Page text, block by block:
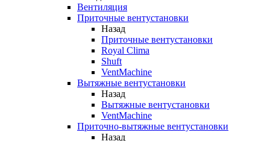
Вентиляция
Приточные вентустановки
Назад
Приточные вентустановки
Royal Clima
Shuft
VentMachine
Вытяжные вентустановки
Назад
Вытяжные вентустановки
VentMachine
Приточно-вытяжные вентустановки
Назад